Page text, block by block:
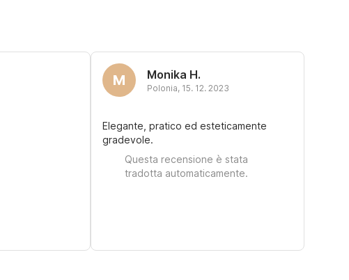
M Monika H.
Polonia, 15. 12. 2023
Elegante, pratico ed esteticamente
gradevole.
Questa recensione è stata
tradotta automaticamente.